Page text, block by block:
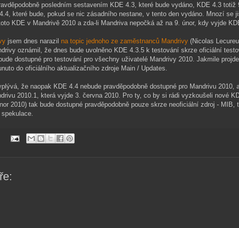
posledním sestavením KDE 4.3, které bude vydáno, KDE 4.3 totiž
které bude, pokud se nic zásadního nestane, v tento den vydáno. Mnozí se
KDE v Mandrivě 2010 a zda-li Mandriva nepočká až na 9. únor, kdy vyjde
jsem dnes narazil na topic jednoho ze zaměstnanců Mandrivy (Nicolas
oznámil, že dnes bude uvolněno KDE 4.3.5 k testování skrze oficiální
dostupné pro testování pro všechny uživatelé Mandrivy 2010. Jakmile projde
do oficiálního aktualizačního zdroje Main / Updates.
že naopak KDE 4.4 nebude pravděpodobně dostupné pro Mandrivu 2010,
2010.1, která vyjde 3. června 2010. Pro ty, co by si rádi vyzkoušeli nové
2010) tak bude dostupné pravděpodobně pouze skrze neoficiální zdroj - MIB,